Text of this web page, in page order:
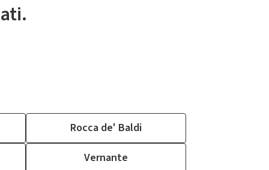
Rocca de' Baldi
Vernante